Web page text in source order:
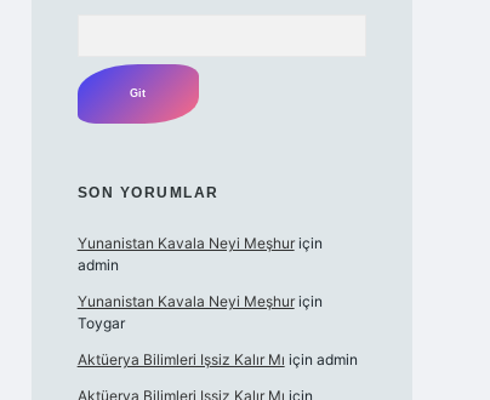
SON YORUMLAR
Yunanistan Kavala Neyi Meşhuriçin
admin
Yunanistan Kavala Neyi Meşhuriçin
Toygar
Aktüerya Bilimleri Işsiz Kalır Mı için admin
Aktüerya Bilimleri Işsiz Kalır Mı için